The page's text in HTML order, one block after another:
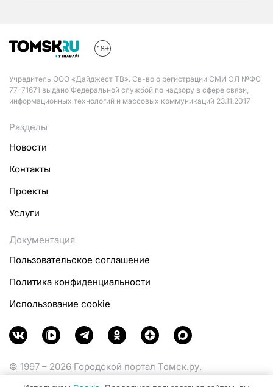
Учредитель ООО «Дайджест ТВ». Св-во о регистрации СМИ ЭЛ №ФС
77-71671 выдано Федеральной службой по надзору в сфере связи,
информационных технологий и массовых коммуникаций 23.11.2017
Разделы
Новости
Контакты
Проекты
Услуги
Документация
Пользовательское соглашение
Политика конфиденциальности
Использование cookie
© 1997 – 2026 Городской портал Томск.ру.